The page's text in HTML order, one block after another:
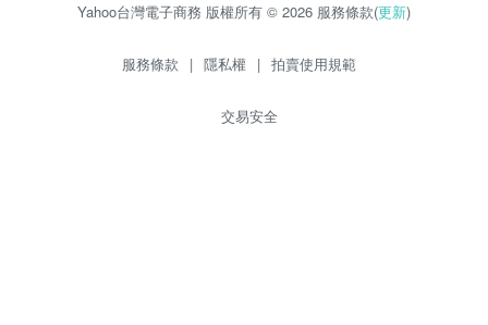
Yahoo台灣電子商務 版權所有 © 2026 服務條款(更新)
服務條款 | 隱私權 | 拍賣使用規範
交易安全